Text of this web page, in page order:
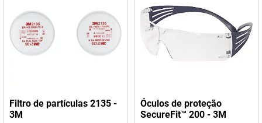
Filtro de partículas 2135 -
3M
Óculos de proteção
SecureFit™ 200 - 3M